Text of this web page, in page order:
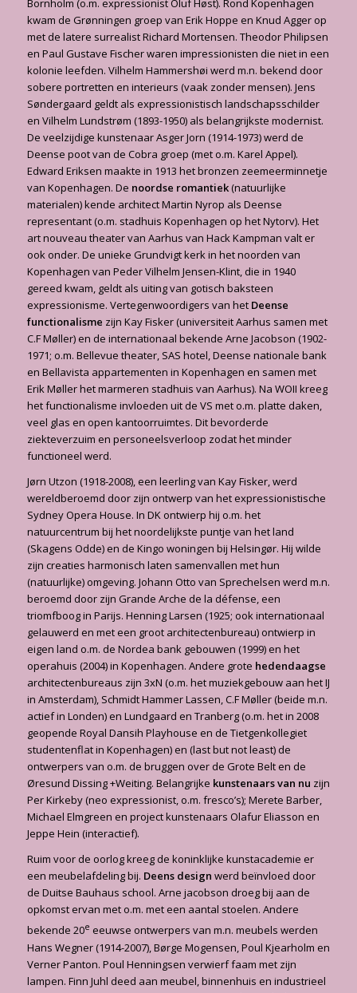
Bornholm (o.m. expressionist Oluf Høst). Rond Kopenhagen
kwam de Grønningen groep van Erik Hoppe en Knud Agger op
met de latere surrealist Richard Mortensen. Theodor Philipsen
en Paul Gustave Fischer waren impressionisten die niet in een
kolonie leefden. Vilhelm Hammershøi werd m.n. bekend door
sobere portretten en interieurs (vaak zonder mensen). Jens
Søndergaard geldt als expressionistisch landschapsschilder
en Vilhelm Lundstrøm (1893-1950) als belangrijkste modernist.
De veelzijdige kunstenaar Asger Jorn (1914-1973) werd de
Deense poot van de Cobra groep (met o.m. Karel Appel).
Edward Eriksen maakte in 1913 het bronzen zeemeerminnetje
van Kopenhagen. De noordse romantiek(natuurlijke
materialen) kende architect Martin Nyrop als Deense
representant (o.m. stadhuis Kopenhagen op het Nytorv). Het
art nouveau theater van Aarhus van Hack Kampman valt er
ook onder. De unieke Grundvigt kerk in het noorden van
Kopenhagen van Peder Vilhelm Jensen-Klint, die in 1940
gereed kwam, geldt als uiting van gotisch baksteen
expressionisme. Vertegenwoordigers van het Deense
functionalisme zijn Kay Fisker (universiteit Aarhus samen met
C.F Møller) en de internationaal bekende Arne Jacobson (1902-
1971; o.m. Bellevue theater, SAS hotel, Deense nationale bank
en Bellavista appartementen in Kopenhagen en samen met
Erik Møller het marmeren stadhuis van Aarhus). Na WOII kreeg
het functionalisme invloeden uit de VS met o.m. platte daken,
veel glas en open kantoorruimtes. Dit bevorderde
ziekteverzuim en personeelsverloop zodat het minder
functioneel werd.
Jørn Utzon (1918-2008), een leerling van Kay Fisker, werd
wereldberoemd door zijn ontwerp van het expressionistische
Sydney Opera House. In DK ontwierp hij o.m. het
natuurcentrum bij het noordelijkste puntje van het land
(Skagens Odde) en de Kingo woningen bij Helsingør. Hij wilde
zijn creaties harmonisch laten samenvallen met hun
(natuurlijke) omgeving. Johann Otto van Sprechelsen werd m.n.
beroemd door zijn Grande Arche de la défense, een
triomfboog in Parijs. Henning Larsen (1925; ook internationaal
gelauwerd en met een groot architectenbureau) ontwierp in
eigen land o.m. de Nordea bank gebouwen (1999) en het
operahuis (2004) in Kopenhagen. Andere grote hedendaagse
architectenbureaus zijn 3xN (o.m. het muziekgebouw aan het IJ
in Amsterdam), Schmidt Hammer Lassen, C.F Møller (beide m.n.
actief in Londen) en Lundgaard en Tranberg (o.m. het in 2008
geopende Royal Dansih Playhouse en de Tietgenkollegiet
studentenflat in Kopenhagen) en (last but not least) de
ontwerpers van o.m. de bruggen over de Grote Belt en de
Øresund Dissing +Weiting. Belangrijke kunstenaars van nu zijn
Per Kirkeby (neo expressionist, o.m. fresco’s); Merete Barber,
Michael Elmgreen en project kunstenaars Olafur Eliasson en
Jeppe Hein (interactief).
Ruim voor de oorlog kreeg de koninklijke kunstacademie er
een meubelafdeling bij. Deens design werd beïnvloed door
de Duitse Bauhaus school. Arne jacobson droeg bij aan de
opkomst ervan met o.m. met een aantal stoelen. Andere
bekende 20e eeuwse ontwerpers van m.n. meubels werden
Hans Wegner (1914-2007), Børge Mogensen, Poul Kjearholm en
Verner Panton. Poul Henningsen verwierf faam met zijn
lampen. Finn Juhl deed aan meubel, binnenhuis en industrieel